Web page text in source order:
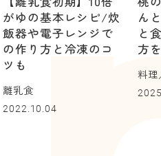
がゆの基本レシピ/炊
飯器や電子レンジで
の作り方と冷凍のコ
ツも
離乳食
2022.10.04
ん
と
方
料